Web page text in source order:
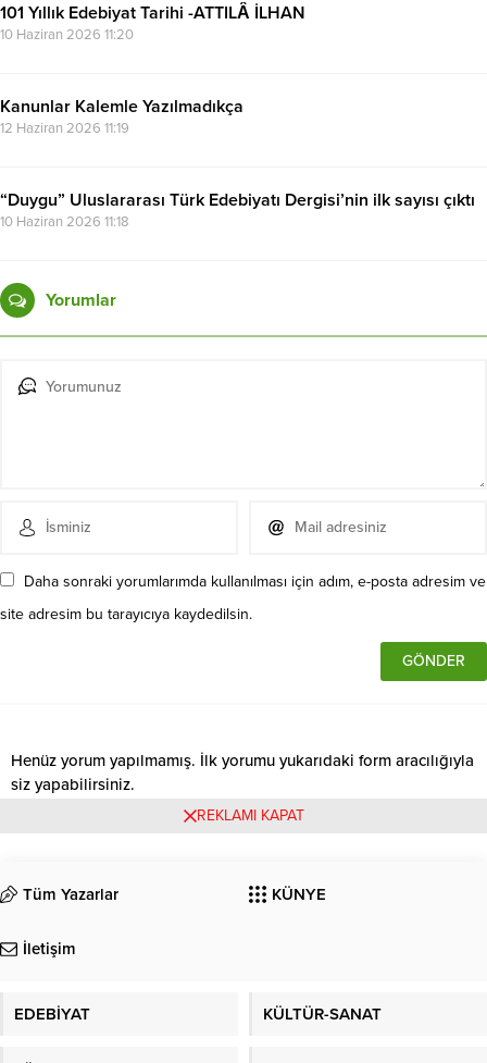
101 Yıllık Edebiyat Tarihi -ATTILÂ İLHAN
10 Haziran 2026 11:20
Kanunlar Kalemle Yazılmadıkça
12 Haziran 2026 11:19
“Duygu” Uluslararası Türk Edebiyatı Dergisi’nin ilk sayısı çıktı
10 Haziran 2026 11:18
Yorumlar
Daha sonraki yorumlarımda kullanılması için adım, e-posta adresim ve
site adresim bu tarayıcıya kaydedilsin.
Henüz yorum yapılmamış. İlk yorumu yukarıdaki form aracılığıyla
siz yapabilirsiniz.
Tüm Yazarlar KÜNYE
İletişim
EDEBİYAT KÜLTÜR-SANAT
REKLAMI KAPAT